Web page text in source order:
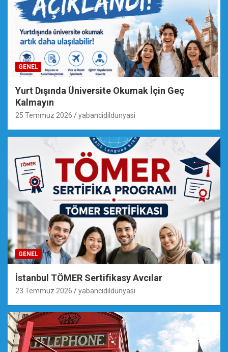
GENEL
Yurt Dışında Üniversite Okumak İçin Geç
Kalmayın
25 Temmuz 2026 yabancidildunyasi
GENEL
İstanbul TÖMER Sertifikasy Avcılar
23 Temmuz 2026 yabancidildunyasi